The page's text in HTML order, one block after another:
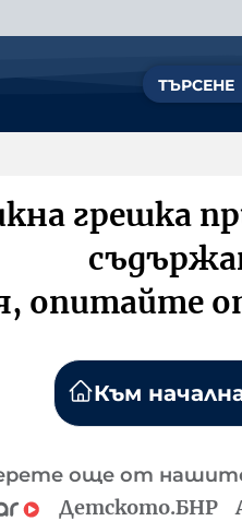
грешка
опитайте
Към
още от
Детското.БНР